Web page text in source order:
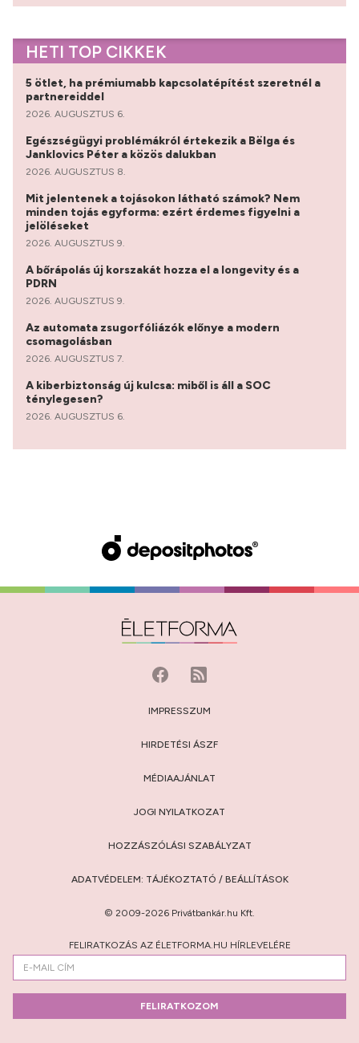
HETI TOP CIKKEK
5 ötlet, ha prémiumabb kapcsolatépítést szeretnél a
partnereiddel
2026. AUGUSZTUS 6.
Egészségügyi problémákról értekezik a Bëlga és
Janklovics Péter a közös dalukban
2026. AUGUSZTUS 8.
Mit jelentenek a tojásokon látható számok? Nem
minden tojás egyforma: ezért érdemes figyelni a
jelöléseket
2026. AUGUSZTUS 9.
A bőrápolás új korszakát hozza el a longevity és a
PDRN
2026. AUGUSZTUS 9.
Az automata zsugorfóliázók előnye a modern
csomagolásban
2026. AUGUSZTUS 7.
A kiberbiztonság új kulcsa: miből is áll a SOC
ténylegesen?
2026. AUGUSZTUS 6.
IMPRESSZUM
HIRDETÉSI ÁSZF
MÉDIAAJÁNLAT
JOGI NYILATKOZAT
HOZZÁSZÓLÁSI SZABÁLYZAT
ADATVÉDELEM: TÁJÉKOZTATÓ / BEÁLLÍTÁSOK
© 2009-2026 Privátbankár.hu Kft.
FELIRATKOZÁS AZ ÉLETFORMA.HU HÍRLEVELÉRE
FELIRATKOZOM